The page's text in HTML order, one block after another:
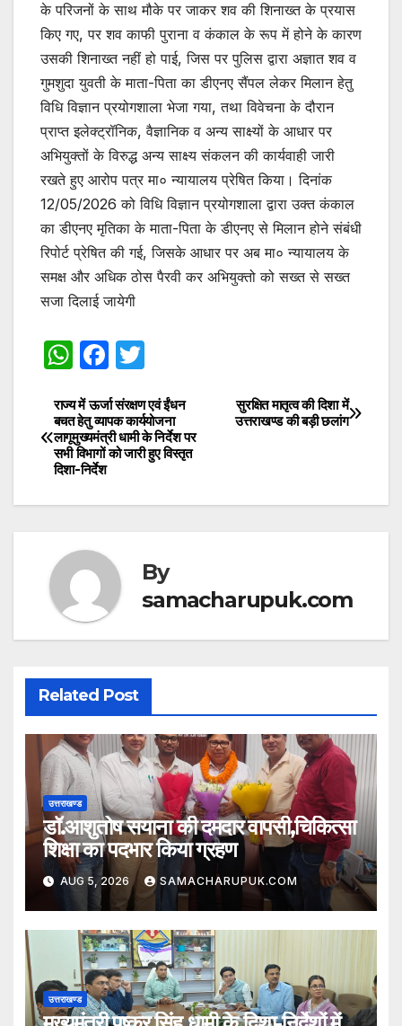
के परिजनों के साथ मौके पर जाकर शव की शिनाख्त के प्रयास
किए गए, पर शव काफी पुराना व कंकाल के रूप में होने के कारण
उसकी शिनाख्त नहीं हो पाई, जिस पर पुलिस द्वारा अज्ञात शव व
गुमशुदा युवती के माता-पिता का डीएनए सैंपल लेकर मिलान हेतु
विधि विज्ञान प्रयोगशाला भेजा गया, तथा विवेचना के दौरान
प्राप्त इलेक्ट्रॉनिक, वैज्ञानिक व अन्य साक्ष्यों के आधार पर
अभियुक्तों के विरुद्ध अन्य साक्ष्य संकलन की कार्यवाही जारी
रखते हुए आरोप पत्र मा० न्यायालय प्रेषित किया। दिनांक
12/05/2026 को विधि विज्ञान प्रयोगशाला द्वारा उक्त कंकाल
का डीएनए मृतिका के माता-पिता के डीएनए से मिलान होने संबंधी
रिपोर्ट प्रेषित की गई, जिसके आधार पर अब मा० न्यायालय के
समक्ष और अधिक ठोस पैरवी कर अभियुक्तो को सख्त से सख्त
सजा दिलाई जायेगी
W
at
s
A
p
F
c
e
b
o
k
itt
er
Post
navigation
सुरक्षित मातृत्व की दिशा में
उत्तराखण्ड की बड़ी छलांग
राज्य में ऊर्जा संरक्षण एवं ईंधन
बचत हेतु व्यापक कार्ययोजना
लागूमुख्यमंत्री धामी के निर्देश पर
सभी विभागों को जारी हुए विस्तृत
दिशा-निर्देश
By
samacharupuk.com
Related Post
उत्तराखण्ड
डॉ.आशुतोष सयाना की दमदार वापसी,चिकित्सा
शिक्षा का पदभार किया ग्रहण
AUG 5, 2026 SAMACHARUPUK.COM
उत्तराखण्ड